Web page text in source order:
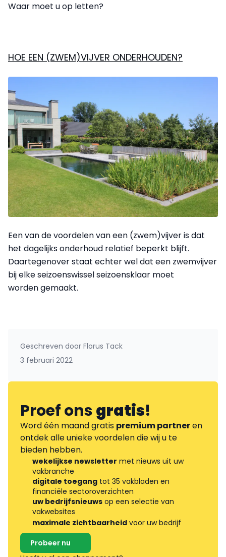
Waar moet u op letten?
HOE EEN (ZWEM)VIJVER ONDERHOUDEN?
Een van de voordelen van een (zwem)vijver is dat
het dagelijks onderhoud relatief beperkt blijft.
Daartegenover staat echter wel dat een zwemvijver
bij elke seizoenswissel seizoensklaar moet
wordengemaakt.
Geschreven door Florus Tack
3 februari 2022
Proef onsgratis!
Word één maand gratis premium partneren
ontdek alle unieke voordelen die wij u te
bieden hebben.
wekelijkse newsletter met nieuws uit uw
vakbranche
digitale toegang tot 35 vakbladen en
financiële sectoroverzichten
uw bedrijfsnieuws op een selectie van
vakwebsites
maximale zichtbaarheid voor uw bedrijf
Probeer nu